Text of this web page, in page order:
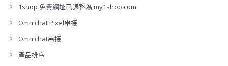
1shop 免費網址已調整為 my1shop.com
Omnichat Pixel串接
Omnichat串接
產品排序